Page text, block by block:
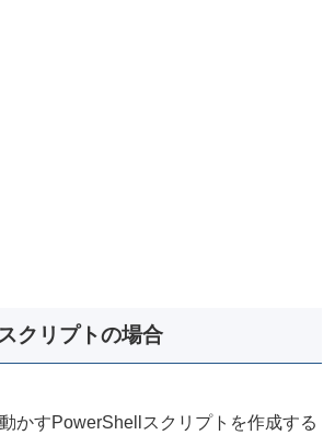
クリプトの場合
かすPowerShellスクリプトを作成する